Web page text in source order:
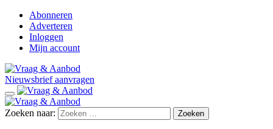
Abonneren
Adverteren
Inloggen
Mijn account
Nieuwsbrief aanvragen
Zoeken naar: